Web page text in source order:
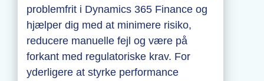
problemfrit i Dynamics 365 Finance og
hjælper dig med at minimere risiko,
reducere manuelle fejl og være på
forkant med regulatoriske krav. For
yderligere at styrke performance